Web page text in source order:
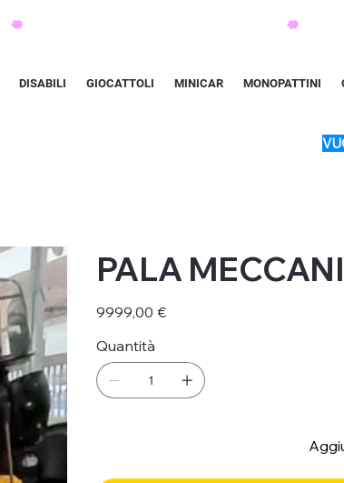
DISABILI GIOCATTOLI MINICAR MONOPATTINI
PALA
Prezzo
9999,00 €
Quantità